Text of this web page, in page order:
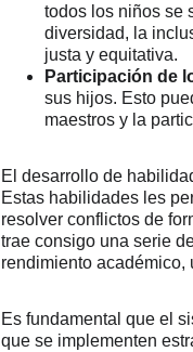
todos los niños se
diversidad, la
justa y equitativa.
Participación de
sus hijos. Esto
maestros y la
El desarrollo de
Estas habilidades les
resolver conflictos de
trae consigo una serie
rendimiento académico,
Es fundamental que el
que se implementen